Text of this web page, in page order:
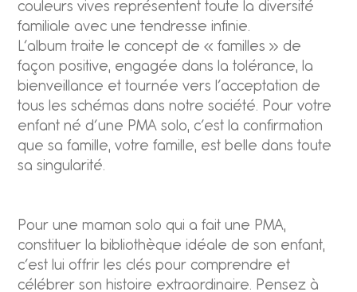
couleurs vives représentent toute la diversité
familiale avec une tendresse infinie.
L’album traite le concept de « familles » de
façon positive, engagée dans la tolérance, la
bienveillance et tournée vers l’acceptation de
tous les schémas dans notre société. Pour votre
enfant né d’une PMA solo, c’est la confirmation
que sa famille, votre famille, est belle dans toute
sa singularité.
Pour une maman solo qui a fait une PMA,
constituer la bibliothèque idéale de son enfant,
c’est lui offrir les clés pour comprendre et
célébrer son histoire extraordinaire. Pensez à